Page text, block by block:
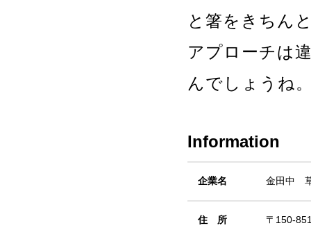
と箸をきちん
アプローチは
んでしょうね
Information
企業名 金田中
住 所 〒150-